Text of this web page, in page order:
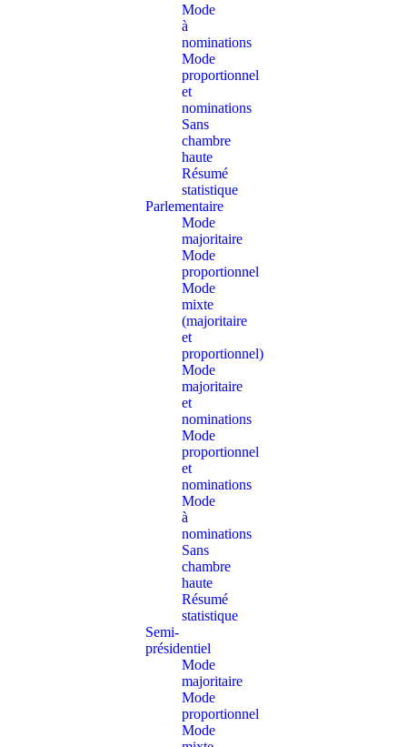
Mode
à
nominations
Mode
proportionnel
et
nominations
Sans
chambre
haute
Résumé
statistique
Parlementaire
Mode
majoritaire
Mode
proportionnel
Mode
mixte
(majoritaire
et
proportionnel)
Mode
majoritaire
et
nominations
Mode
proportionnel
et
nominations
Mode
à
nominations
Sans
chambre
haute
Résumé
statistique
Semi-
présidentiel
Mode
majoritaire
Mode
proportionnel
Mode